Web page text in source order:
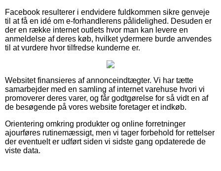
Facebook resulterer i endvidere fuldkommen sikre genveje
til at få en idé om e-forhandlerens pålidelighed. Desuden er
der en række internet outlets hvor man kan levere en
anmeldelse af deres køb, hvilket ydermere burde anvendes
til at vurdere hvor tilfredse kunderne er.
Websitet finansieres af annonceindtægter. Vi har tætte
samarbejder med en samling af internet varehuse hvori vi
promoverer deres varer, og får godtgørelse for så vidt en af
de besøgende på vores website foretager et indkøb.
Orientering omkring produkter og online forretninger
ajourføres rutinemæssigt, men vi tager forbehold for rettelser
der eventuelt er udført siden vi sidste gang opdaterede de
viste data.